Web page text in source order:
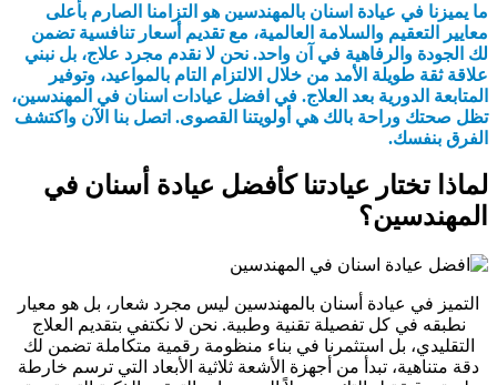
ما يميزنا في عيادة اسنان بالمهندسين هو التزامنا الصارم بأعلى
معايير التعقيم والسلامة العالمية، مع تقديم أسعار تنافسية تضمن
لك الجودة والرفاهية في آن واحد. نحن لا نقدم مجرد علاج، بل نبني
علاقة ثقة طويلة الأمد من خلال الالتزام التام بالمواعيد، وتوفير
المتابعة الدورية بعد العلاج. في افضل عيادات اسنان في المهندسين،
تظل صحتك وراحة بالك هي أولويتنا القصوى. اتصل بنا الآن واكتشف
الفرق بنفسك.
لماذا تختار عيادتنا كأفضل عيادة أسنان في
المهندسين؟
التميز في عيادة أسنان بالمهندسين ليس مجرد شعار، بل هو معيار
نطبقه في كل تفصيلة تقنية وطبية. نحن لا نكتفي بتقديم العلاج
التقليدي، بل استثمرنا في بناء منظومة رقمية متكاملة تضمن لك
دقة متناهية، تبدأ من أجهزة الأشعة ثلاثية الأبعاد التي ترسم خارطة